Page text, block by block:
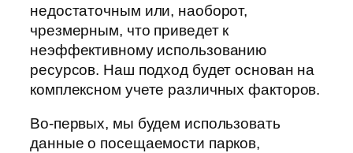
недостаточным или, наоборот,
чрезмерным, что приведет к
неэффективному использованию
ресурсов. Наш подход будет основан на
комплексном учете различных факторов.
Во-первых, мы будем использовать
данные о посещаемости парков,